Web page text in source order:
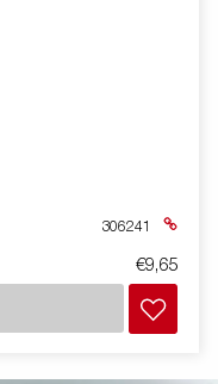
306241
€9,65